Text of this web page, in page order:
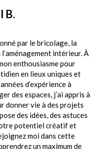
B.
par le bricolage, la
intérieur. À
enthousiasme pour
en lieux uniques et
d’expérience à
des espaces, j’ai appris à
donner vie à des projets
des idées, des astuces
potentiel créatif et
moi dans cette
un maximum de